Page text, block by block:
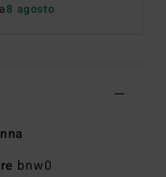
8 agosto
bnw0